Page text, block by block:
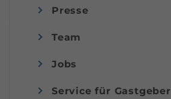
Presse
Team
Jobs
Service für Gastgeber